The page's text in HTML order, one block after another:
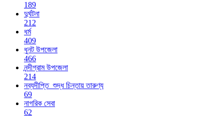
189
দুর্ঘটনা
212
ধর্ম
409
ধুনট উপজেলা
466
নন্দীগ্রাম উপজেলা
214
নব্যদীপ্তি_শুদ্ধ চিন্তায় তারুণ্য
69
নাগরিক সেবা
62